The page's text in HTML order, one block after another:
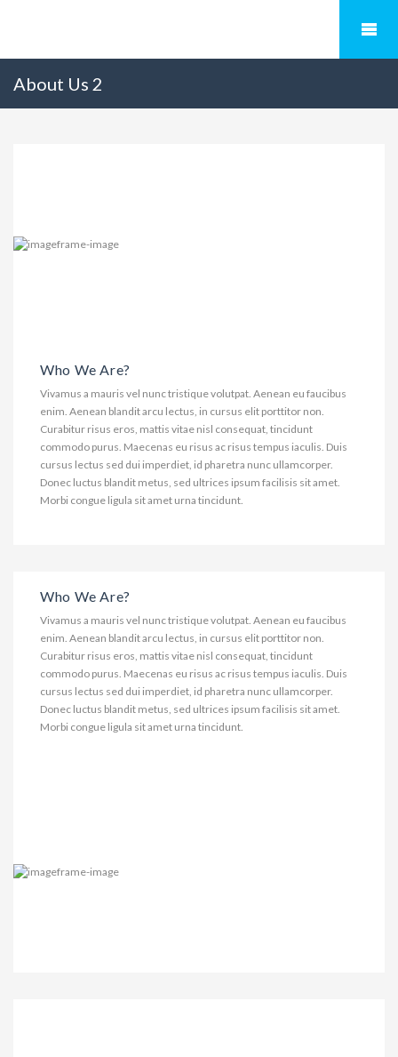
About Us 2
Who We Are?
Vivamus a mauris vel nunc tristique volutpat. Aenean eu faucibus
enim. Aenean blandit arcu lectus, in cursus elit porttitor non.
Curabitur risus eros, mattis vitae nisl consequat, tincidunt
commodo purus. Maecenas eu risus ac risus tempus iaculis. Duis
cursus lectus sed dui imperdiet, id pharetra nunc ullamcorper.
Donec luctus blandit metus, sed ultrices ipsum facilisis sit amet.
Morbi congue ligula sit amet urna tincidunt.
Who We Are?
Vivamus a mauris vel nunc tristique volutpat. Aenean eu faucibus
enim. Aenean blandit arcu lectus, in cursus elit porttitor non.
Curabitur risus eros, mattis vitae nisl consequat, tincidunt
commodo purus. Maecenas eu risus ac risus tempus iaculis. Duis
cursus lectus sed dui imperdiet, id pharetra nunc ullamcorper.
Donec luctus blandit metus, sed ultrices ipsum facilisis sit amet.
Morbi congue ligula sit amet urna tincidunt.